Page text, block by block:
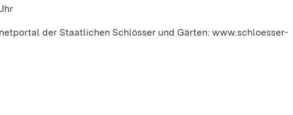
der Staatlichen Schlösser und Gärten: www.schloesser-